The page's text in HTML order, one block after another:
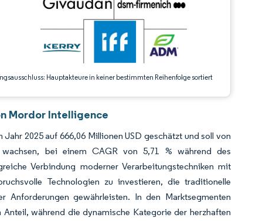
Hauptakteure in keiner bestimmten Reihenfolge sortiert
Mordor Intelligence
2025 auf 666,06 Millionen USD geschätzt und soll von
bei einem CAGR von 5,71 % während des
Verbindung moderner Verarbeitungstechniken mit
Technologien zu investieren, die traditionelle
Anforderungen gewährleisten. In den Marktsegmenten
während die dynamische Kategorie der herzhaften